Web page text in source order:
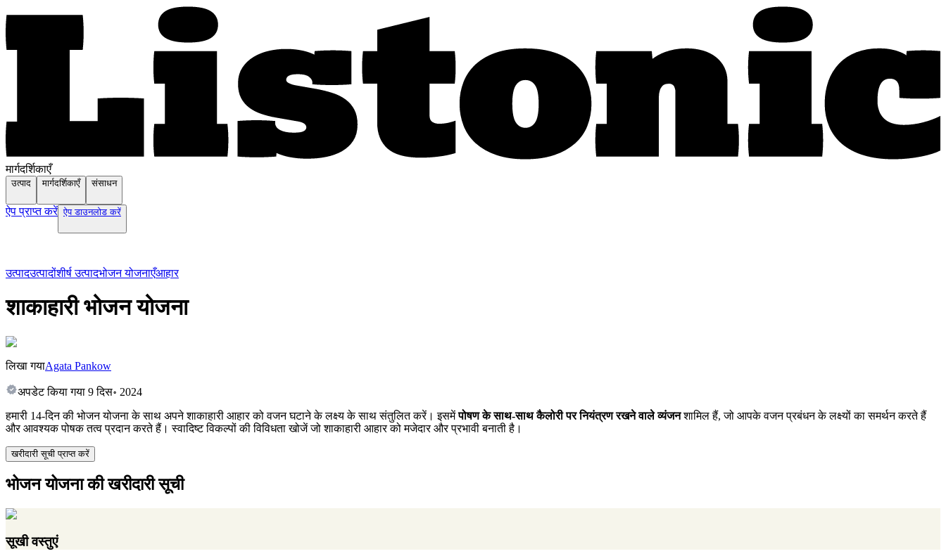
मार्गदर्शिकाएँ
उत्पाद मार्गदर्शिकाएँ संसाधन
ऐप प्राप्त करें ऐप डाउनलोड करें
उत्पादउत्पादोंशीर्ष उत्पादभोजन योजनाएँआहार
शाकाहारी भोजन योजना
लिखा गयाAgata Pankow
अपडेट किया गया 9 दिस॰ 2024
हमारी 14-दिन की भोजन योजना के साथ अपने शाकाहारी आहार को वजन घटाने के लक्ष्य के साथ संतुलित करें। इसमेंपोषण के साथ-साथ कैलोरी पर नियंत्रण रखने वाले व्यंजनशामिल हैं, जो आपके वजन प्रबंधन के लक्ष्यों का समर्थन करते हैं
और आवश्यक पोषक तत्व प्रदान करते हैं। स्वादिष्ट विकल्पों की विविधता खोजें जो शाकाहारी आहार को मजेदार और प्रभावी बनाती है।
खरीदारी सूची प्राप्त करें
भोजन योजना की खरीदारी सूची
सूखी वस्तुएं